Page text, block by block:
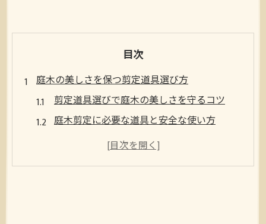
目次
庭木の美しさを保つ剪定道具選び方
剪定道具選びで庭木の美しさを守るコツ
庭木剪定に必要な道具と安全な使い方
剪定道具の種類ごとの特徴と選び方の基本